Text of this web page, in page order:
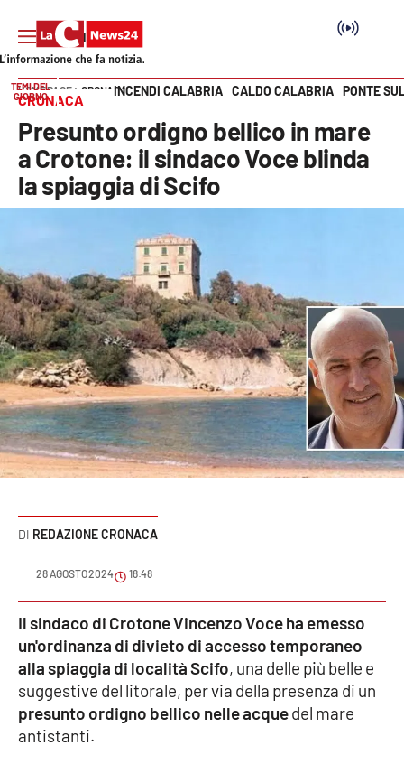
SEZIONI
Cronaca
Attualità
Economia e lavoro
Italia Mondo
Sanità
Sport
Meteo
Editoriali
VIDEO
Vai
TEMI DEL
GIORNO
INCENDI CALABRIA CALDO CALABRIA PONTE
HOME PAGE CRONACA
CRONACA
Presunto ordigno bellico in mare
a Crotone: il sindaco Voce blinda
la spiaggia di Scifo
REDAZIONE CRONACA
28 AGOSTO 2024 18:48
Il sindaco di Crotone Vincenzo Voce ha emesso
un'ordinanza di divieto di accesso temporaneo
alla spiaggia di località Scifo, una delle più belle e
suggestive del litorale, per via della presenza di un
presunto ordigno bellico nelle acquedel mare
antistanti.